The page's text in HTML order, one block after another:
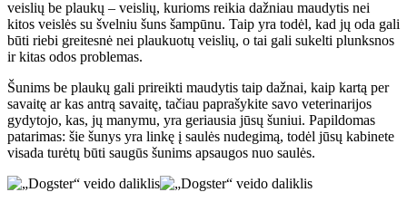
veislių be plaukų – veislių, kurioms reikia dažniau maudytis nei
kitos veislės su švelniu šuns šampūnu. Taip yra todėl, kad jų oda gali
būti riebi greitesnė nei plaukuotų veislių, o tai gali sukelti plunksnos
ir kitas odos problemas.
Šunims be plaukų gali prireikti maudytis taip dažnai, kaip kartą per
savaitę ar kas antrą savaitę, tačiau paprašykite savo veterinarijos
gydytojo, kas, jų manymu, yra geriausia jūsų šuniui. Papildomas
patarimas: šie šunys yra linkę į saulės nudegimą, todėl jūsų kabinete
visada turėtų būti saugūs šunims apsaugos nuo saulės.